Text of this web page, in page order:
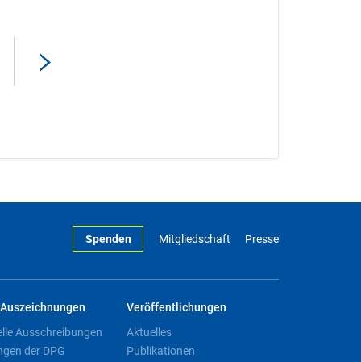
Spenden Mitgliedschaft Presse
Ausschreibungen
der DPG
Veröffentlichungen
Aktuelles
Publikationen